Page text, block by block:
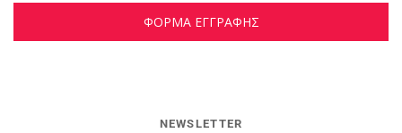
ΦΟΡΜΑ ΕΓΓΡΑΦΗΣ
NEWSLETTER